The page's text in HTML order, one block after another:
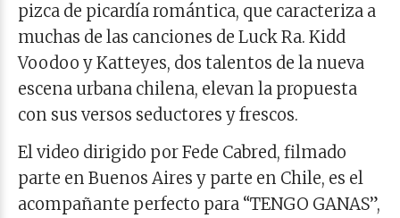
pizca de picardía romántica, que caracteriza a
muchas de las canciones de Luck Ra. Kidd
Voodoo y Katteyes, dos talentos de la nueva
escena urbana chilena, elevan la propuesta
con sus versos seductores y frescos.
El video dirigido por Fede Cabred, filmado
parte en Buenos Aires y parte en Chile, es el
acompañante perfecto para “TENGO GANAS”,